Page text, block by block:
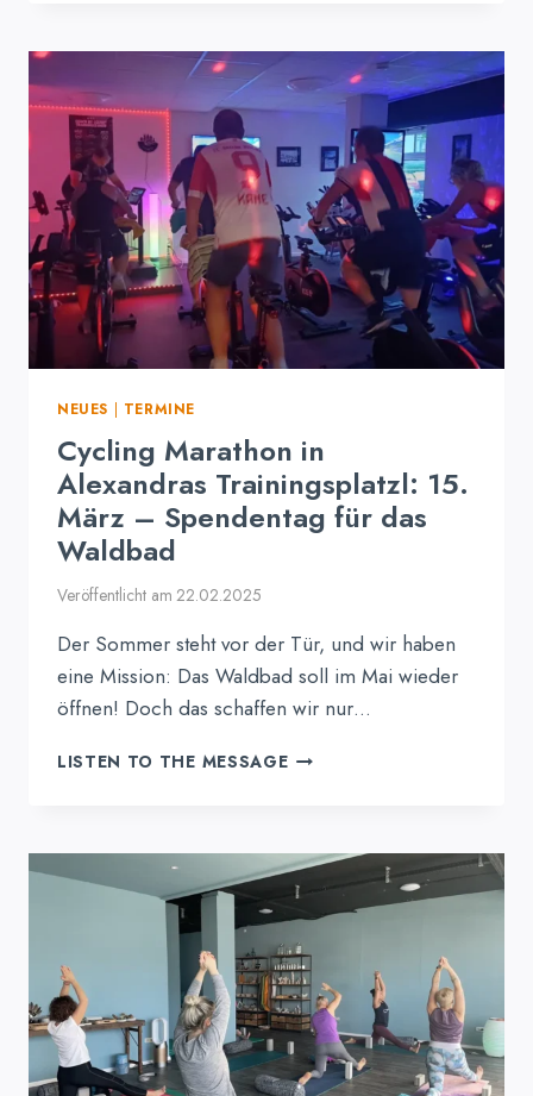
WALDBAD:
SCHREITEN
VORAN
NEUES | TERMINE
Cycling Marathon in
Alexandras Trainingsplatzl: 15.
März – Spendentag für das
Waldbad
Veröffentlicht am 22.02.2025
Der Sommer steht vor der Tür, und wir haben
eine Mission: Das Waldbad soll im Mai wieder
öffnen! Doch das schaffen wir nur…
LISTEN TO THE MESSAGECYCLING
TRAININGSPLATZL:
15.
MÄRZ
SPENDENTAG
FÜR
DAS
WALDBAD